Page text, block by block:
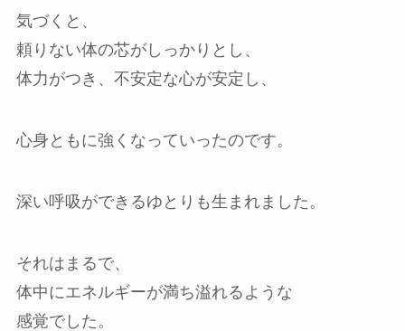
気づくと、
頼りない体の芯がしっかりとし、
体力がつき、不安定な心が安定し、
心身ともに強くなっていったのです。
深い呼吸ができるゆとりも生まれました。
それはまるで、
体中にエネルギーが満ち溢れるような
感覚でした。